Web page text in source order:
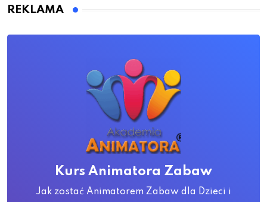
REKLAMA
Kurs Animatora Zabaw
Jak zostać Animatorem Zabaw dla Dzieci i